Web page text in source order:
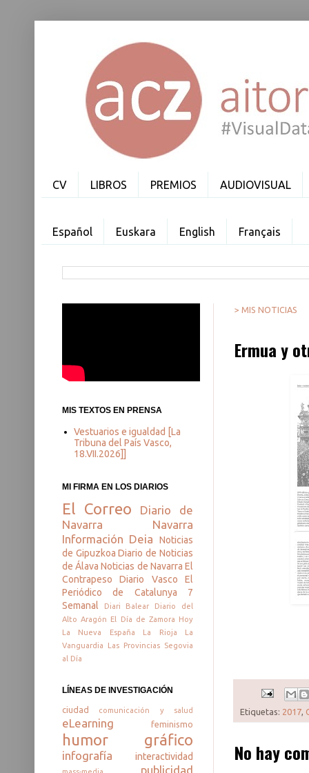
CV LIBROS PREMIOS AUDIOVISUAL
Español Euskara English Français
> MIS NOTICIAS
Ermua y
Etiquetas: 2017
No hay
MIS TEXTOS EN PRENSA
Vestuarios e igualdad [La
Tribuna del País Vasco,
18.VII.2026]]
MI FIRMA EN LOS DIARIOS
El Correo
Diario de
Navarra
Navarra
Información Deia
Noticias
de Gipuzkoa Diario de Noticias
de Álava Noticias de Navarra El
Contrapeso
Diario Vasco
El
Periódico de Catalunya
7
Semanal
Diari Balear
Diario del
Alto Aragón
El Día de Zamora
Hoy
La Nueva España
La Rioja
La
Vanguardia
Las Provincias Segovia
al Día
LÍNEAS DE INVESTIGACIÓN
ciudad
comunicación y salud
eLearning feminismo
humor gráfico
infografía interactividad
publicidad